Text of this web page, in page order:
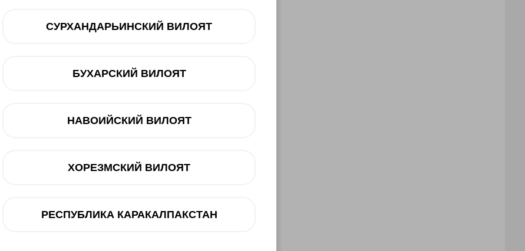
2400 x 1080 (FHD+)
6.67" AMOLED
USB Type-C
СУРХАНДАРЬИНСКИЙ ВИЛОЯТ
БУХАРСКИЙ ВИЛОЯТ
НАВОИЙСКИЙ ВИЛОЯТ
ХОРЕЗМСКИЙ ВИЛОЯТ
РЕСПУБЛИКА КАРАКАЛПАКСТАН